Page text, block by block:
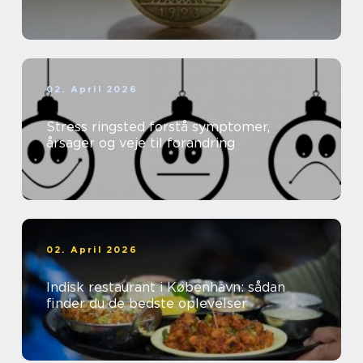
02. April 2026
Stress ringsted forstå symptomer,
årsager og veje til forandring
02. April 2026
Indisk restaurant i København: sådan
finder du de bedste oplevelser